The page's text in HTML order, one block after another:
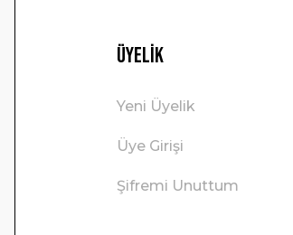
Üyelik
Yeni Üyelik
Üye Girişi
Şifremi Unuttum